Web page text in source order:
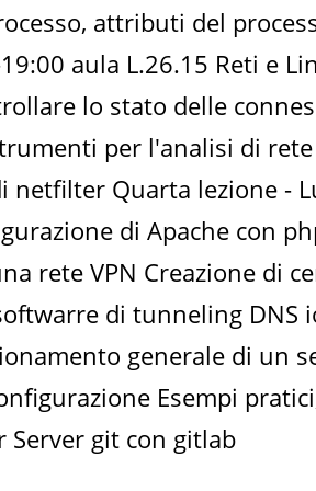
attributi del
aula L.26.15 Reti e
lo stato delle
per l'analisi di
netfilter Quarta lezione -
di Apache con
rete VPN Creazione di
di tunneling DNS
generale di un
Esempi
git con gitlab